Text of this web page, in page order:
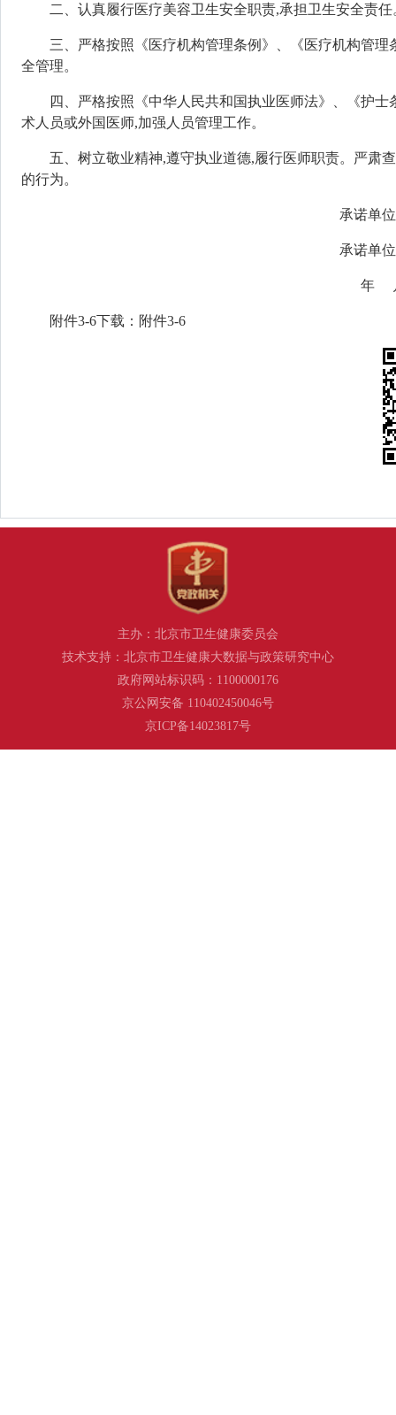
二、认真履行医疗美容卫生安全职责,承担卫生安全责任
三、严格按照《医疗机构管理条例》、《医疗机构管
全管理。
四、严格按照《中华人民共和国执业医师法》、《护
术人员或外国医师,加强人员管理工作。
五、树立敬业精神,遵守执业道德,履行医师职责。严肃
的行为。
承诺单位名称:(
承诺单位法定代表人或
年 月
附件3-6下载：附件3-6
主办：北京市卫生健康委员会
技术支持：北京市卫生健康大数据与政策研究中心
政府网站标识码：1100000176
京公网安备 110402450046号
京ICP备14023817号